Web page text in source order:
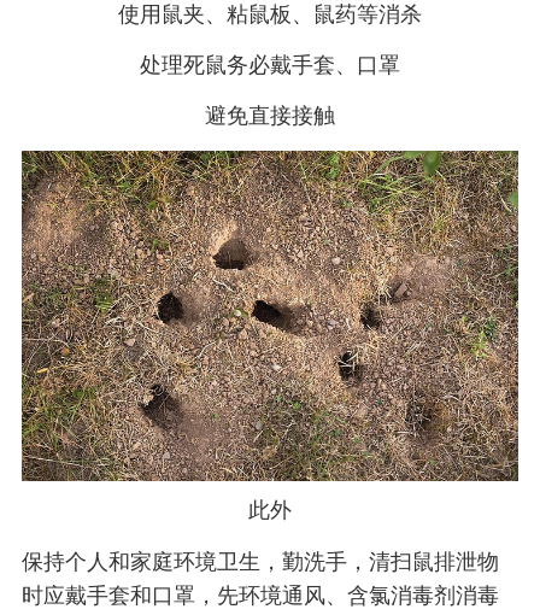
使用鼠夹、粘鼠板、鼠药等消杀
处理死鼠务必戴手套、口罩
避免直接接触
此外
保持个人和家庭环境卫生，勤洗手，清扫鼠排泄物
时应戴手套和口罩，先环境通风、含氯消毒剂消毒